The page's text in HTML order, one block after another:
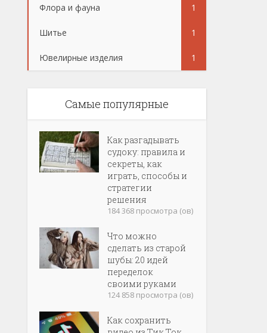
Флора и фауна 1
Шитье 1
Ювелирные изделия 1
Самые популярные
Как разгадывать
судоку: правила и
секреты, как
играть, способы и
стратегии
решения
184 368 просмотра (ов)
Что можно
сделать из старой
шубы: 20 идей
переделок
своими руками
124 858 просмотра (ов)
Как сохранить